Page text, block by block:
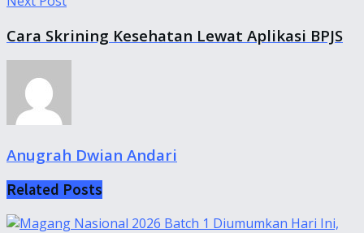
Cara Skrining Kesehatan Lewat Aplikasi BPJS
Anugrah Dwian Andari
Related Posts